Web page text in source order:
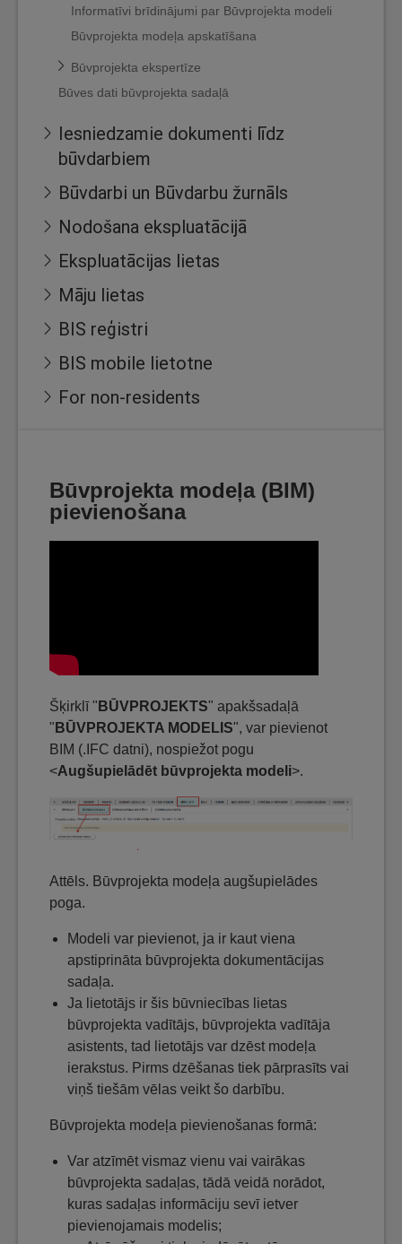
Informatīvi brīdinājumi par Būvprojekta modeli
Būvprojekta modeļa apskatīšana
Būvprojekta ekspertīze
Būves dati būvprojekta sadaļā
Iesniedzamie dokumenti līdz
būvdarbiem
Būvdarbi un Būvdarbu žurnāls
Nodošana ekspluatācijā
Ekspluatācijas lietas
Māju lietas
BIS reģistri
BIS mobile lietotne
For non-residents
Būvprojekta modeļa (BIM)
pievienošana
Šķirklī " BŪVPROJEKTS" apakšsadaļā
" BŪVPROJEKTA MODELIS", var pievienot
BIM (.IFC datni), nospiežot pogu
<Augšupielādēt būvprojekta modeli>.
Attēls. Būvprojekta modeļa augšupielādes
poga.
Modeli var pievienot, ja ir kaut viena
apstiprināta būvprojekta dokumentācijas
sadaļa.
Ja lietotājs ir šis būvniecības lietas
būvprojekta vadītājs, būvprojekta vadītāja
asistents, tad lietotājs var dzēst modeļa
ierakstus. Pirms dzēšanas tiek pārprasīts vai
viņš tiešām vēlas veikt šo darbību.
Būvprojekta modeļa pievienošanas formā:
Var atzīmēt vismaz vienu vai vairākas
būvprojekta sadaļas, tādā veidā norādot,
kuras sadaļas informāciju sevī ietver
pievienojamais modelis;